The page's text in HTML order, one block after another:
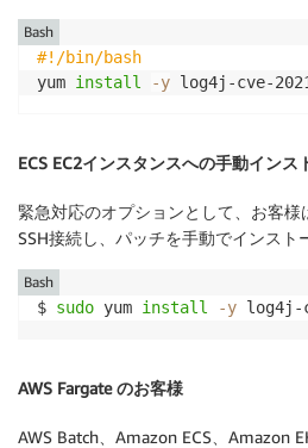
#!/bin/bash
yum install -y log4j-cve-
Bash
ECS EC2インスタンスへの手動インス
緊急対応のオプションとして、お客様
SSH接続し、パッチを手動でインスト
$ sudo yum install -y log4j-
Bash
AWS Fargate のお客様
AWS Batch、Amazon ECS、Amazon